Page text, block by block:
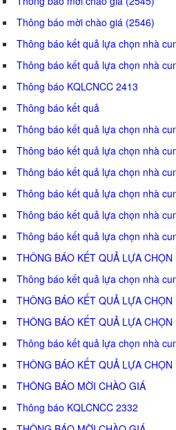
Thông báo mời chào giá (2546)
Thông báo kết quả lựa chọn nhà
Thông báo kết quả lựa chọn nhà
Thông báo KQLCNCC 2413
Thông báo kết quả
Thông báo kết quả lựa chọn nhà
Thông báo kết quả lựa chọn nhà
Thông báo kết quả lựa chọn nhà
Thông báo kết quả lựa chọn nhà
Thông báo kết quả lựa chọn nhà
Thông báo kết quả lựa chọn nhà
THÔNG BÁO KẾT QUẢ LỰA CHỌN
Thông báo kết quả lựa chọn nhà
THÔNG BÁO KẾT QUẢ LỰA CHỌN
THÔNG BÁO KẾT QUẢ LỰA CHỌN
Thông báo kết quả lựa chọn nhà
THÔNG BÁO KẾT QUẢ LỰA CHỌN
THÔNG BÁO MỜI CHÀO GIÁ
Thông báo KQLCNCC 2332